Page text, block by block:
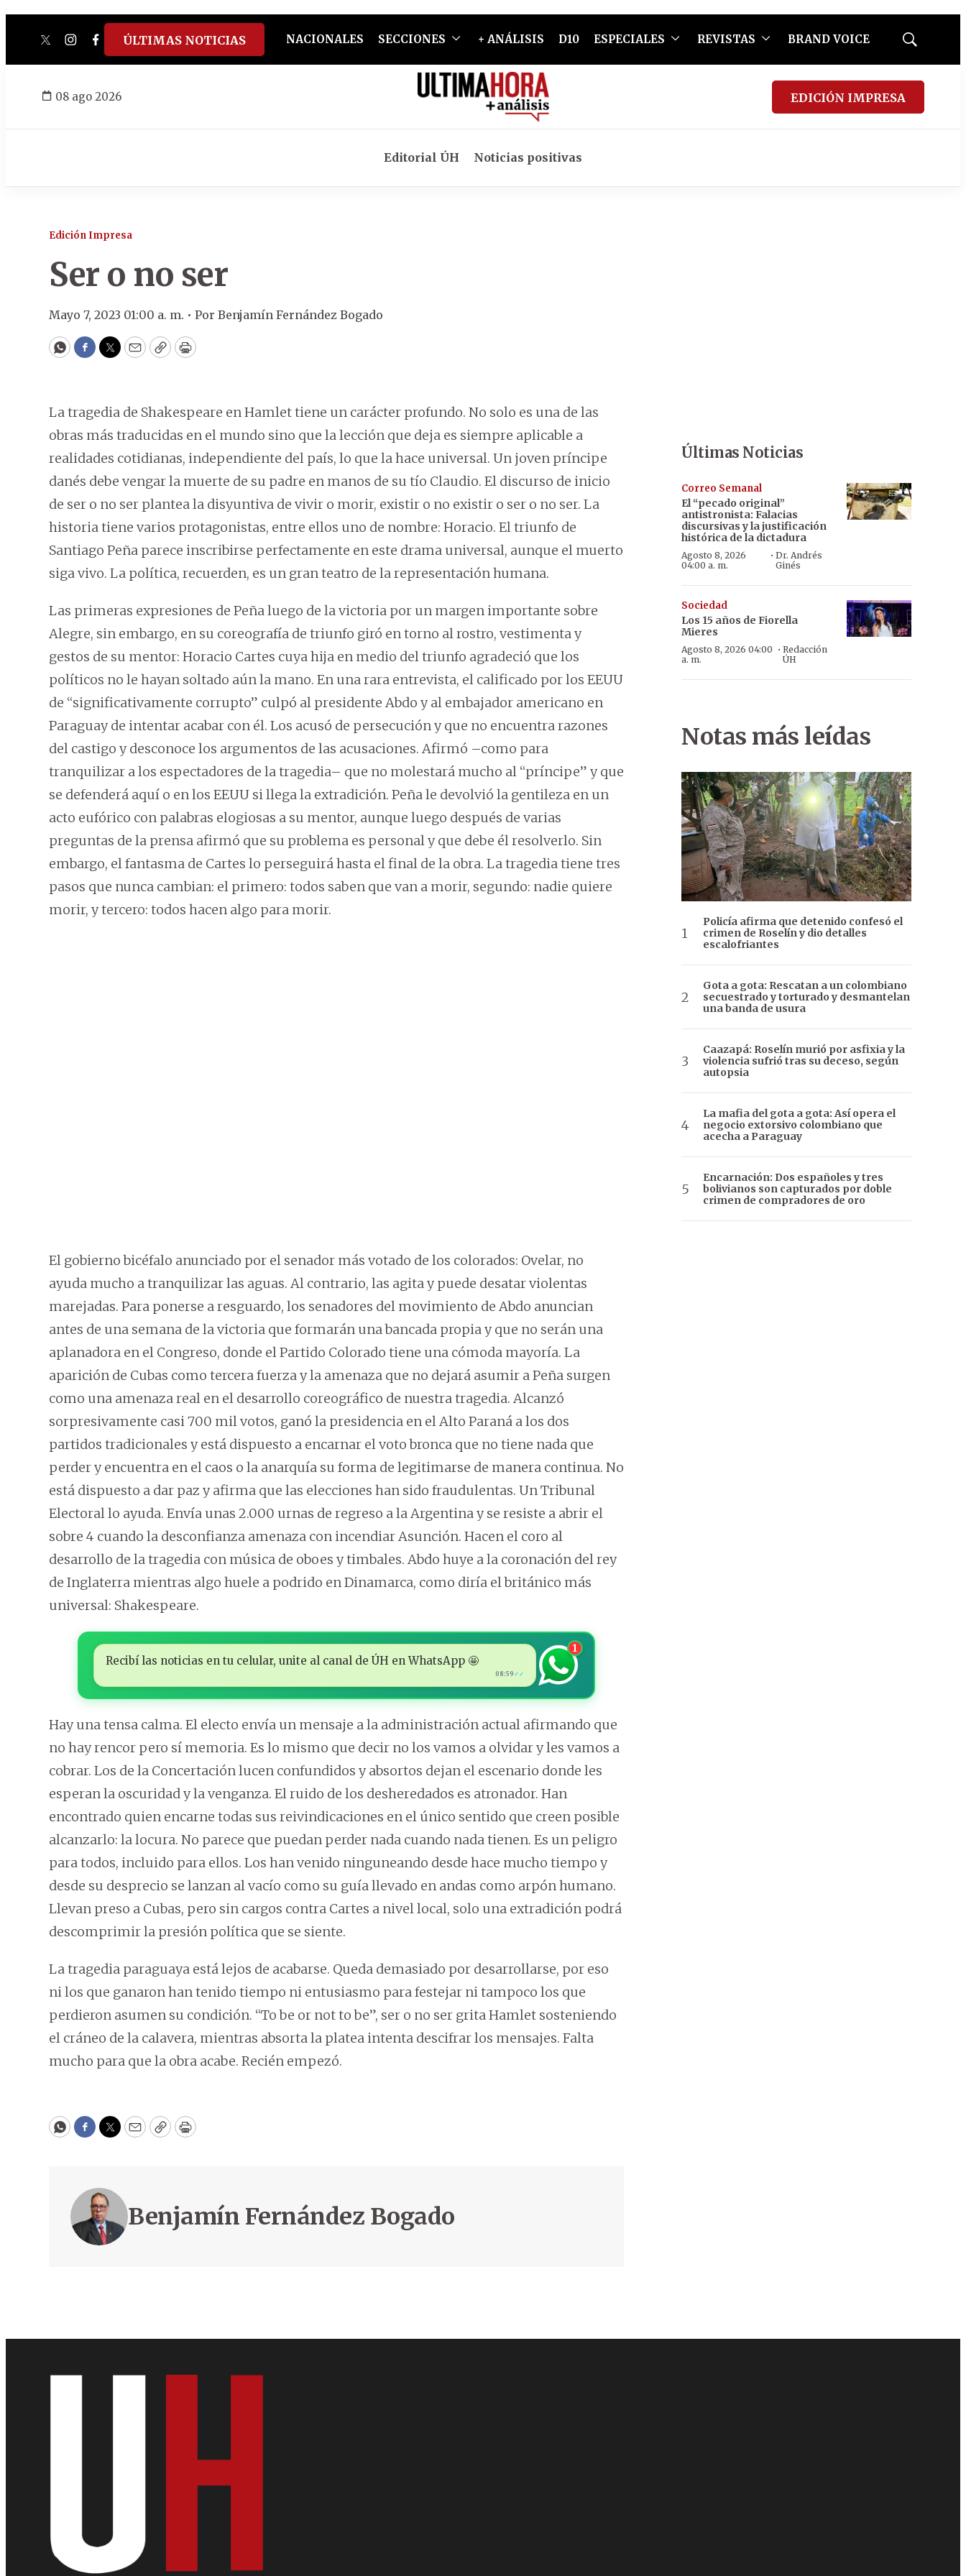
twitterinstagram
facebook
tiktokyoutube
spotify
ÚLTIMAS NOTICIAS NACIONALES SECCIONES + ANÁLISIS D10 ESPECIALES REVISTAS BRAND VOICE
Mostrar
08 ago 2026 EDICIÓN IMPRESA
Editorial ÚH Noticias positivas
Edición Impresa
Ser o no ser
Mayo 7, 2023 01:00 a. m. • Por Benjamín Fernández Bogado
WhatsApp
Facebook
Twitter
EmailCopyPrint
La tragedia de Shakespeare en Hamlet tiene un carácter profundo. No solo es una de las
obras más traducidas en el mundo sino que la lección que deja es siempre aplicable a
realidades cotidianas, independiente del país, lo que la hace universal. Un joven príncipe
danés debe vengar la muerte de su padre en manos de su tío Claudio. El discurso de inicio
de ser o no ser plantea la disyuntiva de vivir o morir, existir o no existir o ser o no ser. La
historia tiene varios protagonistas, entre ellos uno de nombre: Horacio. El triunfo de
Santiago Peña parece inscribirse perfectamente en este drama universal, aunque el muerto
siga vivo. La política, recuerden, es un gran teatro de la representación humana.
Las primeras expresiones de Peña luego de la victoria por un margen importante sobre
Alegre, sin embargo, en su coreografía de triunfo giró en torno al rostro, vestimenta y
gestos de su mentor: Horacio Cartes cuya hija en medio del triunfo agradeció que los
políticos no le hayan soltado aún la mano. En una rara entrevista, el calificado por los EEUU
de “significativamente corrupto” culpó al presidente Abdo y al embajador americano en
Paraguay de intentar acabar con él. Los acusó de persecución y que no encuentra razones
del castigo y desconoce los argumentos de las acusaciones. Afirmó –como para
tranquilizar a los espectadores de la tragedia– que no molestará mucho al “príncipe” y que
se defenderá aquí o en los EEUU si llega la extradición. Peña le devolvió la gentileza en un
acto eufórico con palabras elogiosas a su mentor, aunque luego después de varias
preguntas de la prensa afirmó que su problema es personal y que debe él resolverlo. Sin
embargo, el fantasma de Cartes lo perseguirá hasta el final de la obra. La tragedia tiene tres
pasos que nunca cambian: el primero: todos saben que van a morir, segundo: nadie quiere
morir, y tercero: todos hacen algo para morir.
El gobierno bicéfalo anunciado por el senador más votado de los colorados: Ovelar, no
ayuda mucho a tranquilizar las aguas. Al contrario, las agita y puede desatar violentas
marejadas. Para ponerse a resguardo, los senadores del movimiento de Abdo anuncian
antes de una semana de la victoria que formarán una bancada propia y que no serán una
aplanadora en el Congreso, donde el Partido Colorado tiene una cómoda mayoría. La
aparición de Cubas como tercera fuerza y la amenaza que no dejará asumir a Peña surgen
como una amenaza real en el desarrollo coreográfico de nuestra tragedia. Alcanzó
sorpresivamente casi 700 mil votos, ganó la presidencia en el Alto Paraná a los dos
partidos tradicionales y está dispuesto a encarnar el voto bronca que no tiene nada que
perder y encuentra en el caos o la anarquía su forma de legitimarse de manera continua. No
está dispuesto a dar paz y afirma que las elecciones han sido fraudulentas. Un Tribunal
Electoral lo ayuda. Envía unas 2.000 urnas de regreso a la Argentina y se resiste a abrir el
sobre 4 cuando la desconfianza amenaza con incendiar Asunción. Hacen el coro al
desarrollo de la tragedia con música de oboes y timbales. Abdo huye a la coronación del rey
de Inglaterra mientras algo huele a podrido en Dinamarca, como diría el británico más
universal: Shakespeare.
Recibí las noticias en tu celular, unite al canal de ÚH en WhatsApp 🤩
08:59 ✓✓
1
Hay una tensa calma. El electo envía un mensaje a la administración actual afirmando que
no hay rencor pero sí memoria. Es lo mismo que decir no los vamos a olvidar y les vamos a
cobrar. Los de la Concertación lucen confundidos y absortos dejan el escenario donde les
esperan la oscuridad y la venganza. El ruido de los desheredados es atronador. Han
encontrado quien encarne todas sus reivindicaciones en el único sentido que creen posible
alcanzarlo: la locura. No parece que puedan perder nada cuando nada tienen. Es un peligro
para todos, incluido para ellos. Los han venido ninguneando desde hace mucho tiempo y
desde su desprecio se lanzan al vacío como su guía llevado en andas como arpón humano.
Llevan preso a Cubas, pero sin cargos contra Cartes a nivel local, solo una extradición podrá
descomprimir la presión política que se siente.
La tragedia paraguaya está lejos de acabarse. Queda demasiado por desarrollarse, por eso
ni los que ganaron han tenido tiempo ni entusiasmo para festejar ni tampoco los que
perdieron asumen su condición. “To be or not to be”, ser o no ser grita Hamlet sosteniendo
el cráneo de la calavera, mientras absorta la platea intenta descifrar los mensajes. Falta
mucho para que la obra acabe. Recién empezó.
WhatsApp
Facebook
Twitter
EmailCopyPrint
Benjamín Fernández Bogado
Últimas Noticias
Correo Semanal
El “pecado original”
antistronista: Falacias
discursivas y la justificación
histórica de la dictadura
Agosto 8, 2026
04:00 a. m.
·Dr. Andrés
Ginés
Sociedad
Los 15 años de Fiorella
Mieres
Agosto 8, 2026 04:00
a. m.
· Redacción
ÚH
Notas más leídas
Policía afirma que detenido confesó el
crimen de Roselín y dio detalles
escalofriantes
Gota a gota: Rescatan a un colombiano
secuestrado y torturado y desmantelan
una banda de usura
Caazapá: Roselín murió por asfixia y la
violencia sufrió tras su deceso, según
autopsia
La mafia del gota a gota: Así opera el
negocio extorsivo colombiano que
acecha a Paraguay
Encarnación: Dos españoles y tres
bolivianos son capturados por doble
crimen de compradores de oro